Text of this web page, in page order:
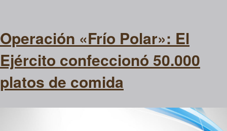
Operación «Frío Polar»: El
Ejército confeccionó 50.000
platos de comida